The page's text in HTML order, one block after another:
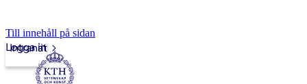
Till innehåll på sidan
Intranät
Logga in